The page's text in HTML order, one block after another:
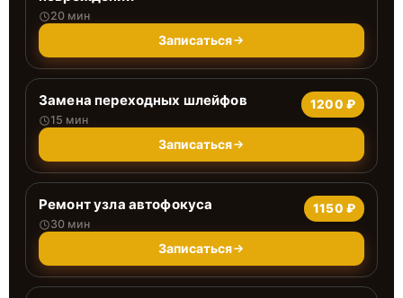
20 мин
Записаться
Замена переходных шлейфов
15 мин
1200 ₽
Записаться
Ремонт узла автофокуса
30 мин
1150 ₽
Записаться